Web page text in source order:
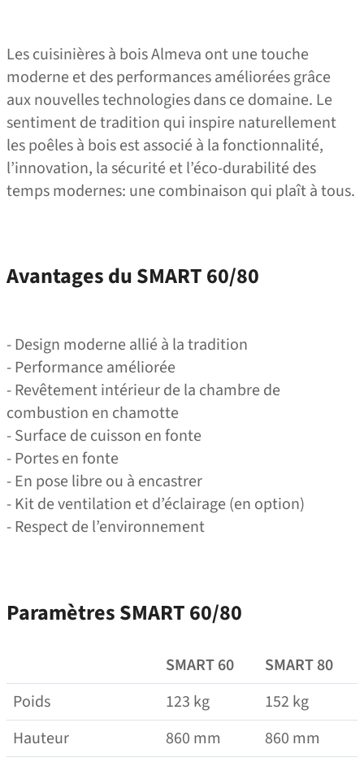
Les cuisinières à bois Almeva ont une touche
moderne et des performances améliorées grâce
aux nouvelles technologies dans ce domaine. Le
sentiment de tradition qui inspire naturellement
les poêles à bois est associé à la fonctionnalité,
l’innovation, la sécurité et l’éco-durabilité des
temps modernes: une combinaison qui plaît à tous.
Avantages du SMART 60/80
- Design moderne allié à la tradition
- Performance améliorée
- Revêtement intérieur de la chambre de
combustion en chamotte
- Surface de cuisson en fonte
- Portes en fonte
- En pose libre ou à encastrer
- Kit de ventilation et d’éclairage (en option)
- Respect de l’environnement
Paramètres SMART 60/80
SMART 60
SMART 80
Poids
123 kg
152 kg
Hauteur
860 mm
860 mm